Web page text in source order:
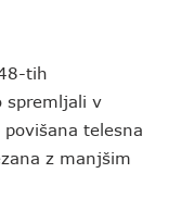
tih
spremljali v
telesna
z manjšim